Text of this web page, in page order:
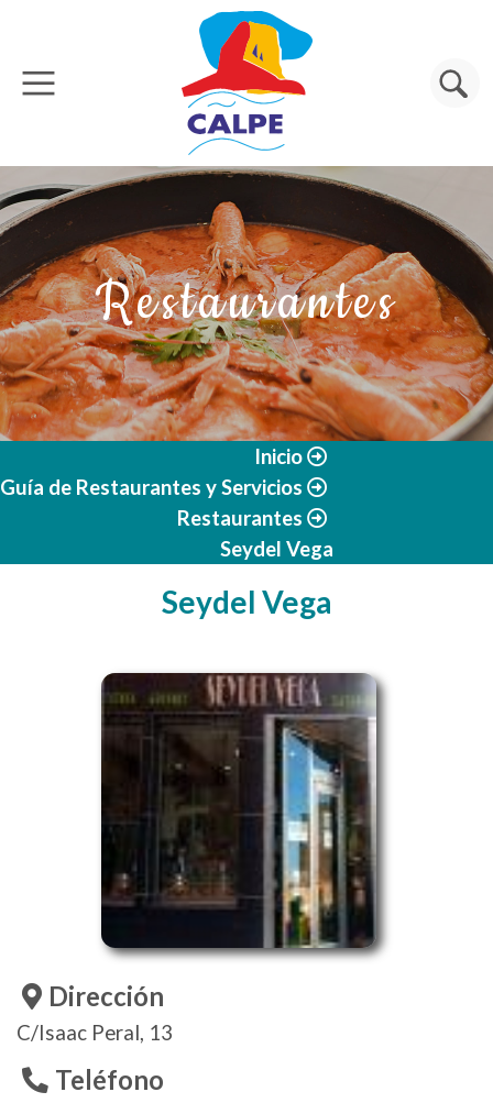
Pasar al contenido principal
Buscar
Restaurantes
Inicio
Guía de Restaurantes y Servicios
Restaurantes
Seydel Vega
Seydel Vega
Dirección
C/Isaac Peral, 13
Teléfono